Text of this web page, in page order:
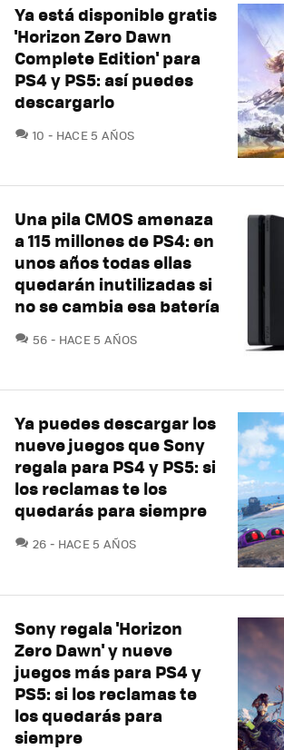
Ya está disponible gratis
'Horizon Zero Dawn
Complete Edition' para
PS4 y PS5: así puedes
descargarlo
10 COMENTARIOS
HACE 5 AÑOS
Una pila CMOS amenaza
a 115 millones de PS4: en
unos años todas ellas
quedarán inutilizadas si
no se cambia esa batería
56 COMENTARIOS
HACE 5 AÑOS
Ya puedes descargar los
nueve juegos que Sony
regala para PS4 y PS5: si
los reclamas te los
quedarás para siempre
26 COMENTARIOS
HACE 5 AÑOS
Sony regala 'Horizon
Zero Dawn' y nueve
juegos más para PS4 y
PS5: si los reclamas te
los quedarás para
siempre